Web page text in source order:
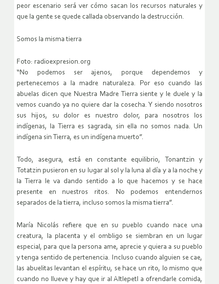
peor escenario será ver cómo sacan los recursos naturales y
que la gente se quede callada observando la destrucción.
Somos la misma tierra
Foto: radioexpresion.org
“No podemos ser ajenos, porque dependemos y
pertenecemos a la madre naturaleza. Por eso cuando las
abuelas dicen que Nuestra Madre Tierra siente y le duele y la
vemos cuando ya no quiere dar la cosecha. Y siendo nosotros
sus hijos, su dolor es nuestro dolor, para nosotros los
indígenas, la Tierra es sagrada, sin ella no somos nada. Un
indígena sin Tierra, es un indígena muerto”.
Todo, asegura, está en constante equilibrio, Tonantzin y
Totatzin pusieron en su lugar al sol y la luna al día y a la noche y
la Tierra le va dando sentido a lo que hacemos y se hace
presente en nuestros ritos. No podemos entendernos
separados de la tierra, incluso somos la misma tierra”.
María Nicolás refiere que en su pueblo cuando nace una
creatura, la placenta y el ombligo se siembran en un lugar
especial, para que la persona ame, aprecie y quiera a su pueblo
y tenga sentido de pertenencia. Incluso cuando alguien se cae,
las abuelitas levantan el espíritu, se hace un rito, lo mismo que
cuando no llueve y hay que ir al Altlepetl a ofrendarle comida,